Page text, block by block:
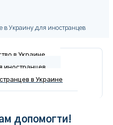
в Украину для иностранцев
в Украине
иностранцев
в Украине
допомогти!